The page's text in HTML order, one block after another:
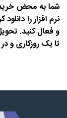
شما به محض خرید
نرم افزار را
و فعال کنید.
تا یک روزکاری و در سایر شهرها ۳